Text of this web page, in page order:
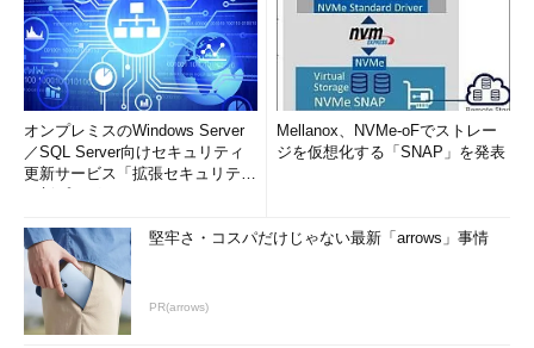
オンプレミスのWindows Server
／SQL Server向けセキュリティ
更新サービス「拡張セキュリティ
Mellanox、NVMe-oFでストレー
ジを仮想化する「SNAP」を発表
堅牢さ・コスパだけじゃない最新「arrows」事情
PR(arrows)